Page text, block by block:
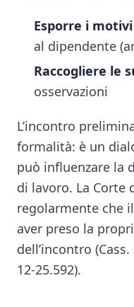
Esporre i motivi
al dipendente
Raccogliere le
osservazioni
L’incontro
formalità: è un
può influenzare la
di lavoro. La Corte
regolarmente che
aver preso la
dell’incontro
12-25.592).